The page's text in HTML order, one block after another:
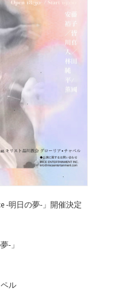
-明日の夢-」開催決定
-」
ル